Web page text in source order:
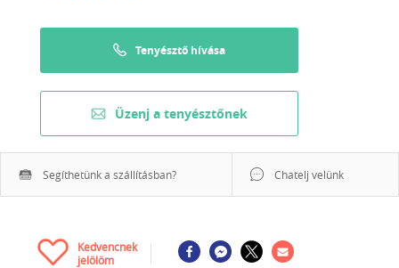
Tenyésztő hívása
Üzenj a tenyésztőnek
Segíthetünk a szállításban? Chatelj velünk
Kedvencnek
jelölöm